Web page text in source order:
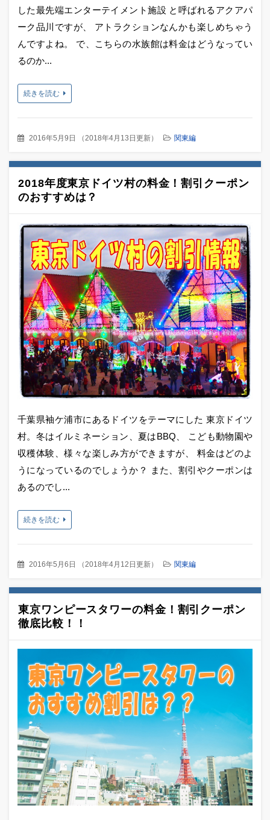
した最先端エンターテイメント施設 と呼ばれるアクアパ
ーク品川ですが、 アトラクションなんかも楽しめちゃう
んですよね。 で、こちらの水族館は料金はどうなってい
るのか...
続きを読む
2016年5月9日 （2018年4月13日更新） 関東編
2018年度東京ドイツ村の料金！割引クーポン
のおすすめは？
千葉県袖ケ浦市にあるドイツをテーマにした 東京ドイツ
村。冬はイルミネーション、夏はBBQ、 こども動物園や
収穫体験、様々な楽しみ方ができますが、 料金はどのよ
うになっているのでしょうか？ また、割引やクーポンは
あるのでし...
続きを読む
2016年5月6日 （2018年4月12日更新） 関東編
東京ワンピースタワーの料金！割引クーポン
徹底比較！！